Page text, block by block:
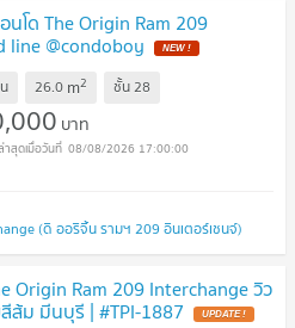
โด The Origin Ram 209
@condoboy NEW !
26.0 m2 ชั้น28
บาท
08/08/2026 17:00:00
(ดิ ออริจิ้น รามฯ 209 อินเตอร์เชนจ์)
Origin Ram 209 Interchange วิว
ส้ม มีนบุรี | #TPI-1887 UPDATE !